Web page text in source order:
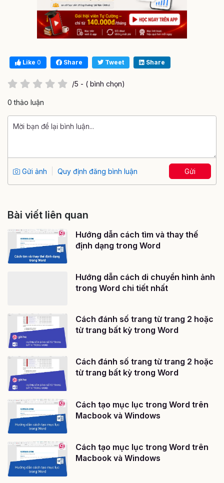
Like 0 Share Tweet Share
/5 - ( bình chọn)
0 thảo luận
Gửi ảnh Quy định đăng bình luận Gửi
Bài viết liên quan
Hướng dẫn cách tìm và thay thế
định dạng trong Word
Hướng dẫn cách di chuyển hình ảnh
trong Word chi tiết nhất
Cách đánh số trang từ trang 2 hoặc
từ trang bất kỳ trong Word
Cách đánh số trang từ trang 2 hoặc
từ trang bất kỳ trong Word
Cách tạo mục lục trong Word trên
Macbook và Windows
Cách tạo mục lục trong Word trên
Macbook và Windows